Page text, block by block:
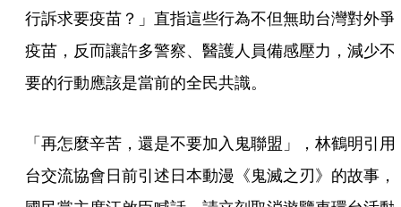
行訴求要疫苗？」直指這些行為不但無助台灣對外爭
疫苗，反而讓許多警察、醫護人員備感壓力，減少不
要的行動應該是當前的全民共識。
「再怎麼辛苦，還是不要加入鬼聯盟」，林鶴明引用
台交流協會日前引述日本動漫《鬼滅之刃》的故事，